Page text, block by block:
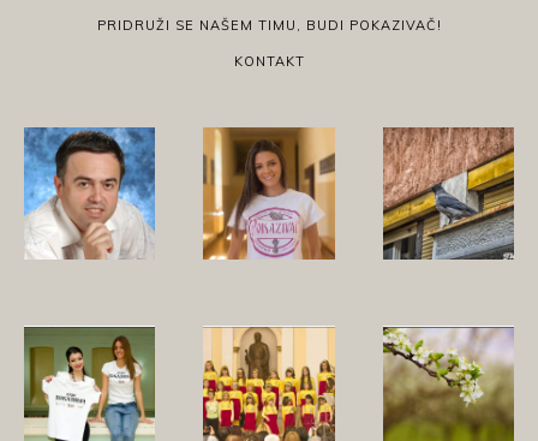
PRIDRUŽI SE NAŠEM TIMU, BUDI POKAZIVAČ!
KONTAKT